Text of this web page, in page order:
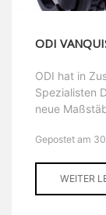
ODI
ODI hat in
Spezialisten
neue
Gepostet am
WEITER